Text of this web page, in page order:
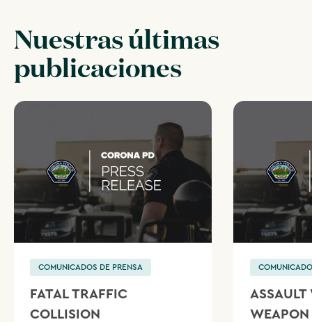
Nuestras últimas
publicaciones
COMUNICADOS DE PRENSA
FATAL TRAFFIC
COLLISION
WEAPON